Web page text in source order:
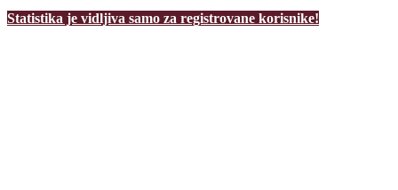
Statistika je vidljiva samo za registrovane korisnike!